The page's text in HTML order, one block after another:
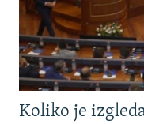
Koliko je